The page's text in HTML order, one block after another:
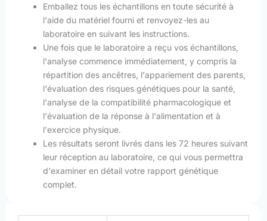
Emballez tous les échantillons en toute sécurité à
l'aide du matériel fourni et renvoyez-les au
laboratoire en suivant les instructions.
Une fois que le laboratoire a reçu vos échantillons,
l'analyse commence immédiatement, y compris la
répartition des ancêtres, l'appariement des parents,
l'évaluation des risques génétiques pour la santé,
l'analyse de la compatibilité pharmacologique et
l'évaluation de la réponse à l'alimentation et à
l'exercice physique.
Les résultats seront livrés dans les 72 heures suivant
leur réception au laboratoire, ce qui vous permettra
d'examiner en détail votre rapport génétique
complet.